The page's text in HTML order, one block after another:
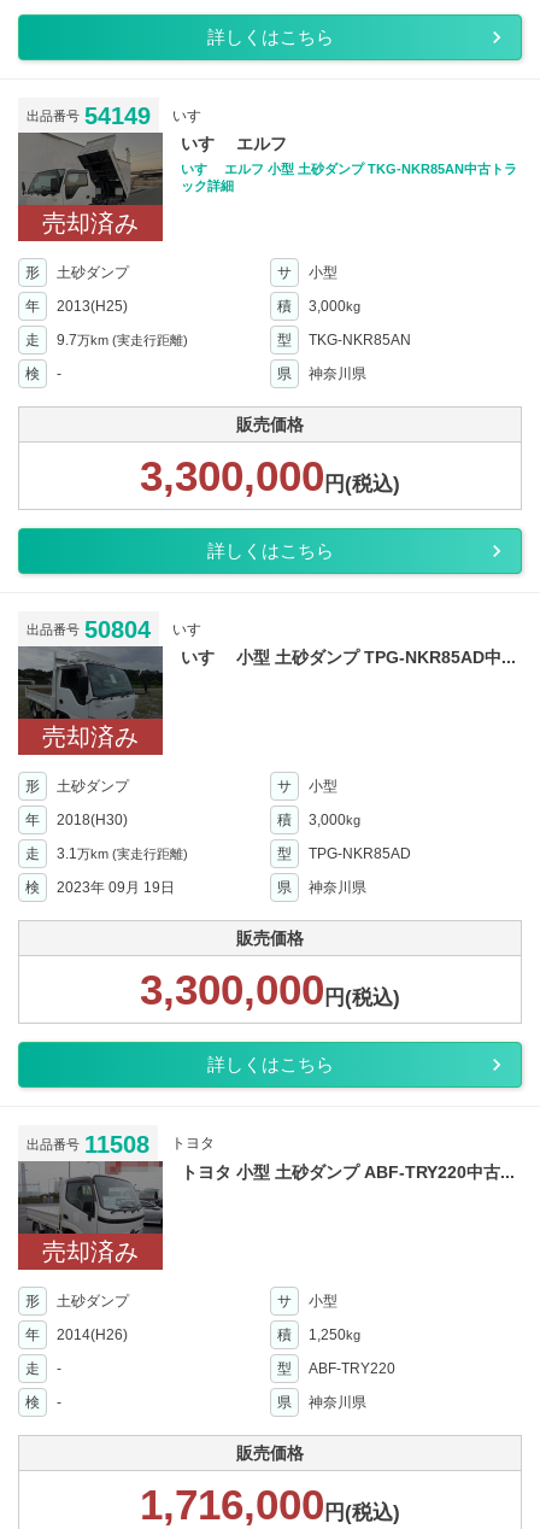
詳しくはこちら
出品番号 54149 いすゞ
売却済み
いすゞ エルフ
いすゞ エルフ 小型 土砂ダンプ TKG-NKR85AN中古トラ
ック詳細
形 土砂ダンプ サ
小型
年
2013(H25) 積 3,000kg
走 9.7万km (実走行距離) 型
TKG-NKR85AN
検
- 県 神奈川県
販売価格
3,300,000 円(税込)
詳しくはこちら
出品番号 50804 いすゞ
売却済み
いすゞ 小型 土砂ダンプ TPG-NKR85AD中...
形 土砂ダンプ サ
小型
年
2018(H30) 積 3,000kg
走 3.1万km (実走行距離) 型
TPG-NKR85AD
検
2023年 09月 19日 県 神奈川県
販売価格
3,300,000 円(税込)
詳しくはこちら
出品番号 11508 トヨタ
売却済み
トヨタ 小型 土砂ダンプ ABF-TRY220中古...
形 土砂ダンプ サ
小型
年
2014(H26) 積 1,250kg
走 - 型
ABF-TRY220
検
- 県 神奈川県
販売価格
1,716,000 円(税込)